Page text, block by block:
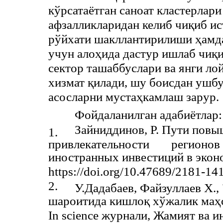
кўрсатаётган саноат
афзалликларидан келиб чиқиб
рўйхати шакллантирилиши
учун алоҳида дастур ишлаб
сектор ташаббуслари ва янги
хизмат қилади, шу боисдан
асосларни мустаҳкамлаш зарур.
Фойдаланилган адабиётлар:
1.
Зайниддинов, Р. Пути
привлекательности
регионов
иностранных инвестиций в
https://doi.org/10.47689/2181-
2.
У.Дадабаев, Файзуллаев
шароитида кишлоқ хўжалик
In science журнали, Жамият ва